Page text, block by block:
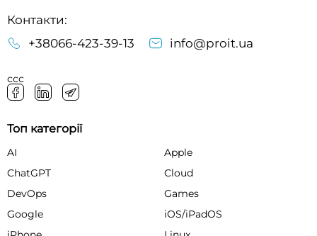
Контакти:
+38066-423-39-13
info@proit.ua
ссс
Топ категорії
AI
Apple
ChatGPT
Cloud
DevOps
Games
Google
iOS/iPadOS